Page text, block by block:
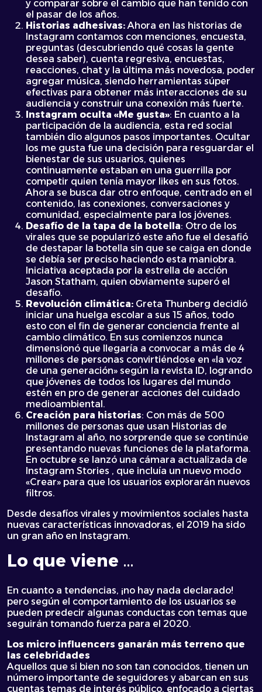
y comparar sobre el cambio que han tenido con
el pasar de los años.
Historias adhesivas:Ahora en las historias de
Instagram contamos con menciones, encuesta,
preguntas (descubriendo qué cosas la gente
desea saber), cuenta regresiva, encuestas,
reacciones, chat y la última más novedosa, poder
agregar música, siendo herramientas súper
efectivas para obtener más interacciones de su
audiencia y construir una conexión más fuerte.
Instagram oculta «Me gusta»: En cuanto a la
participación de la audiencia, esta red social
también dio algunos pasos importantes. Ocultar
los me gusta fue una decisión para resguardar el
bienestar de sus usuarios, quienes
continuamente estaban en una guerrilla por
competir quien tenía mayor likes en sus fotos.
Ahora se busca dar otro enfoque, centrado en el
contenido, las conexiones, conversaciones y
comunidad, especialmente para los jóvenes.
Desafío de la tapa de la botella: Otro de los
virales que se popularizó este año fue el desafió
de destapar la botella sin que se caiga en donde
se debía ser preciso haciendo esta maniobra.
Iniciativa aceptada por la estrella de acción
Jason Statham, quien obviamente superó el
desafío.
Revolución climática: Greta Thunberg decidió
iniciar una huelga escolar a sus 15 años, todo
esto con el fin de generar conciencia frente al
cambio climático. En sus comienzos nunca
dimensionó que llegaría a convocar a más de 4
millones de personas convirtiéndose en «la voz
de una generación» según la revista ID, logrando
que jóvenes de todos los lugares del mundo
estén en pro de generar acciones del cuidado
medioambiental.
Creación para historias: Con más de 500
millones de personas que usan Historias de
Instagram al año, no sorprende que se continúe
presentando nuevas funciones de la plataforma.
En octubre se lanzó una cámara actualizada de
Instagram Stories , que incluía un nuevo modo
«Crear» para que los usuarios explorarán nuevos
filtros.
Desde desafíos virales y movimientos sociales hasta
nuevas características innovadoras, el 2019 ha sido
un gran año en Instagram.
Lo que viene …
En cuanto a tendencias, ¡no hay nada declarado!
pero según el comportamiento de los usuarios se
pueden predecir algunas conductas con temas que
seguirán tomando fuerza para el 2020.
Los micro influencers ganarán más terreno que
las celebridades
Aquellos que si bien no son tan conocidos, tienen un
número importante de seguidores y abarcan en sus
cuentas temas de interés público, enfocado a ciertas